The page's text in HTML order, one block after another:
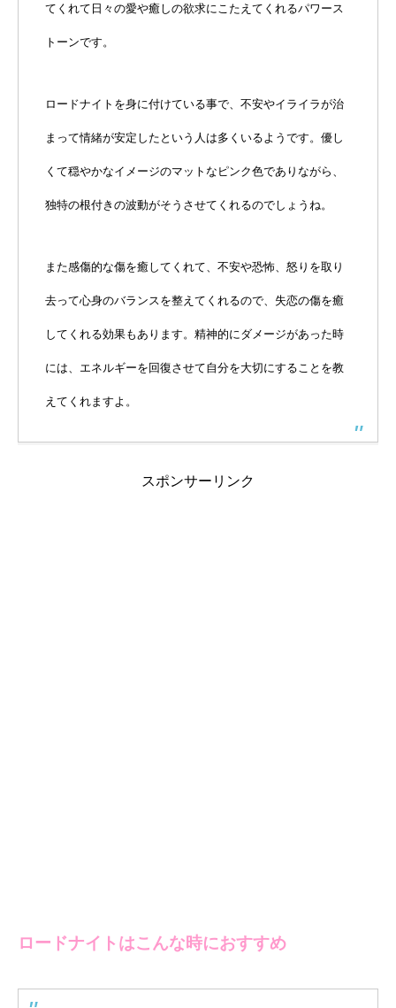
てくれて日々の愛や癒しの欲求にこたえてくれるパワース
トーンです。
ロードナイトを身に付けている事で、不安やイライラが治
まって情緒が安定したという人は多くいるようです。優し
くて穏やかなイメージのマットなピンク色でありながら、
独特の根付きの波動がそうさせてくれるのでしょうね。
また感傷的な傷を癒してくれて、不安や恐怖、怒りを取り
去って心身のバランスを整えてくれるので、失恋の傷を癒
してくれる効果もあります。精神的にダメージがあった時
には、エネルギーを回復させて自分を大切にすることを教
えてくれますよ。
スポンサーリンク
ロードナイトはこんな時におすすめ